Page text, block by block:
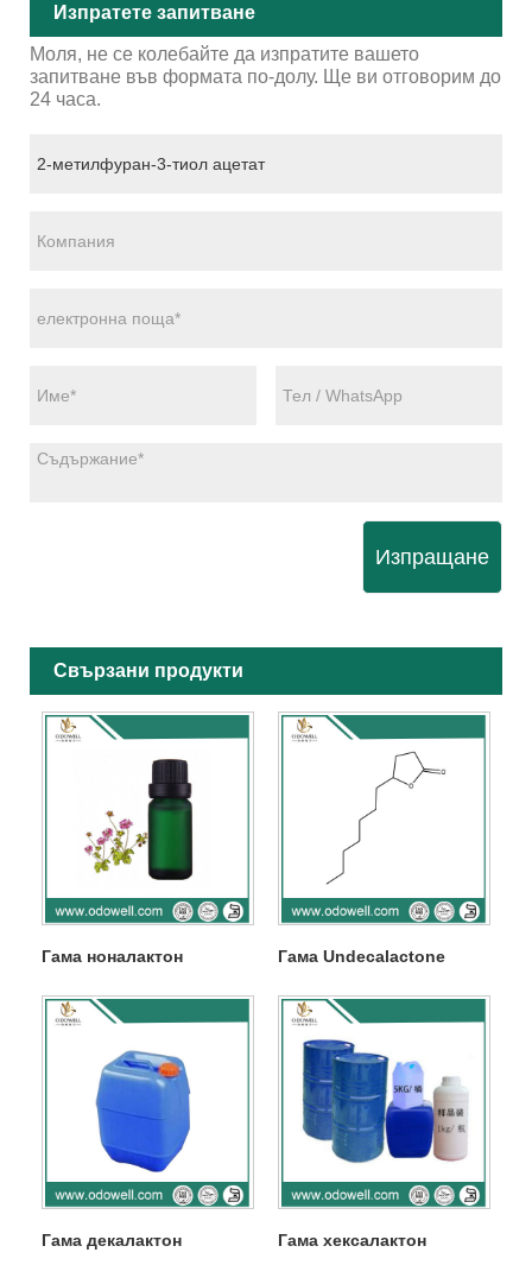
Изпратете запитване
Моля, не се колебайте да изпратите вашето
запитване във формата по-долу. Ще ви отговорим до
24 часа.
Изпращане
Свързани продукти
Гама ноналактон Гама Undecalactone
Гама декалактон Гама хексалактон